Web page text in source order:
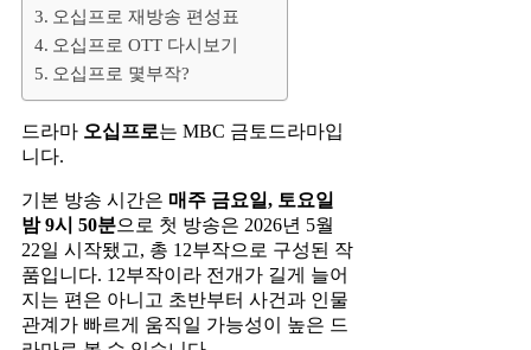
오십프로 재방송 편성표
오십프로 OTT 다시보기
오십프로 몇부작?
드라마 오십프로는 MBC 금토드라마입
니다.
기본 방송 시간은 매주 금요일, 토요일
밤 9시 50분으로 첫 방송은 2026년 5월
22일 시작됐고, 총 12부작으로 구성된 작
품입니다. 12부작이라 전개가 길게 늘어
지는 편은 아니고 초반부터 사건과 인물
관계가 빠르게 움직일 가능성이 높은 드